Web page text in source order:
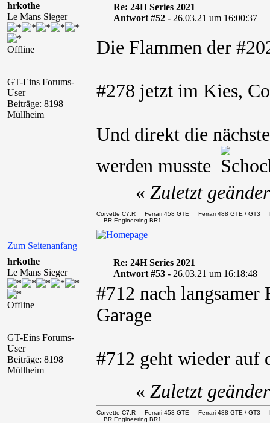
hrkothe
Le Mans Sieger
Offline
GT-Eins Forums-
User
Beiträge: 8198
Müllheim
Re: 24H Series 2021
Antwort #52 - 26.03.21 um 16:00:37
Die Flammen der
#278 jetzt im Kies,
Und direkt die
werden musste
Zum Seitenanfang
« Zuletzt
Corvette C7.R Ferrari 458 GTE Ferrari 488 GTE /
BR Engineering BR1
hrkothe
Le Mans Sieger
Offline
GT-Eins Forums-
User
Beiträge: 8198
Müllheim
Re: 24H Series 2021
Antwort #53 - 26.03.21 um 16:18:48
#712 nach
Garage
#712 geht wieder auf
« Zuletzt
Corvette C7.R Ferrari 458 GTE Ferrari 488 GTE /
BR Engineering BR1